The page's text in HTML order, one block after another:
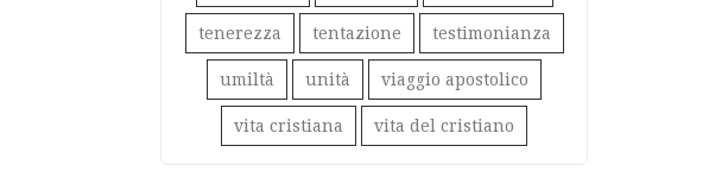
tenerezza tentazione testimonianza
umiltà unità viaggio apostolico
vita cristiana vita del cristiano